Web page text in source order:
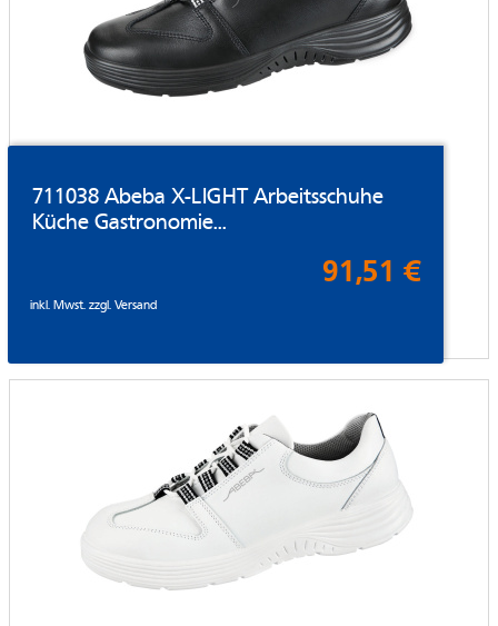
711038 Abeba X-LIGHT Arbeitsschuhe
Küche Gastronomie...
91,51 €
inkl. Mwst. zzgl.Versand